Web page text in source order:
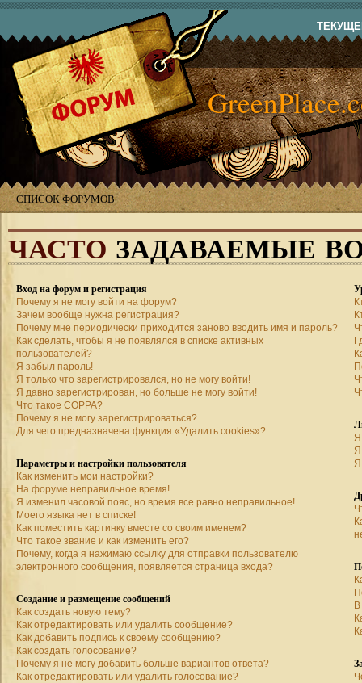
СПИСОК ФОРУМОВ
ЧАСТО ЗАДАВАЕМЫЕ
Вход на форум и регистрация
Почему я не могу войти на форум?
Зачем вообще нужна регистрация?
Почему мне периодически приходится заново вводить имя и пароль?
Как сделать, чтобы я не появлялся в списке активных
пользователей?
Я забыл пароль!
Я только что зарегистрировался, но не могу войти!
Я давно зарегистрирован, но больше не могу войти!
Что такое COPPA?
Почему я не могу зарегистрироваться?
Для чего предназначена функция «Удалить cookies»?
Параметры и настройки пользователя
Как изменить мои настройки?
На форуме неправильное время!
Я изменил часовой пояс, но время все равно неправильное!
Моего языка нет в списке!
Как поместить картинку вместе со своим именем?
Что такое звание и как изменить его?
Почему, когда я нажимаю ссылку для отправки пользователю
электронного сообщения, появляется страница входа?
Создание и размещение сообщений
Как создать новую тему?
Как отредактировать или удалить сообщение?
Как добавить подпись к своему сообщению?
Как создать голосование?
Почему я не могу добавить больше вариантов ответа?
Как отредактировать или удалить голосование?
Я
Я
Я